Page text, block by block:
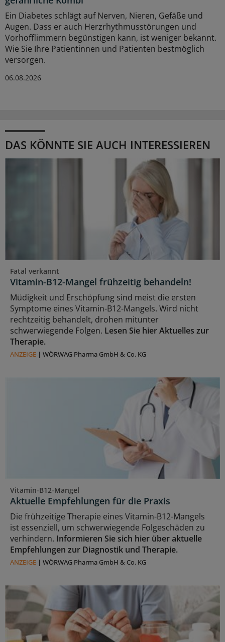
Ein Diabetes schlägt auf Nerven, Nieren, Gefäße und
Augen. Dass er auch Herzrhythmusstörungen und
Vorhofflimmern begünstigen kann, ist weniger bekannt.
Wie Sie Ihre Patientinnen und Patienten bestmöglich
versorgen.
06.08.2026
DAS KÖNNTE SIE AUCH INTERESSIEREN
Fatal verkannt
Vitamin-B12-Mangel frühzeitig behandeln!
Müdigkeit und Erschöpfung sind meist die ersten
Symptome eines Vitamin-B12-Mangels. Wird nicht
rechtzeitig behandelt, drohen mitunter
schwerwiegende Folgen. Lesen Sie hier Aktuelles zur
Therapie.
ANZEIGE | WÖRWAG Pharma GmbH & Co. KG
Vitamin-B12-Mangel
Aktuelle Empfehlungen für die Praxis
Die frühzeitige Therapie eines Vitamin-B12-Mangels
ist essenziell, um schwerwiegende Folgeschäden zu
verhindern. Informieren Sie sich hier über aktuelle
Empfehlungen zur Diagnostik und Therapie.
ANZEIGE | WÖRWAG Pharma GmbH & Co. KG